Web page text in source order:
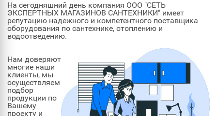
На сегодняшний день компания ООО "СЕТЬ
ЭКСПЕРТНЫХ МАГАЗИНОВ САНТЕХНИКИ" имеет
репутацию надежного и компетентного поставщика
оборудования по сантехнике, отоплению и
водоотведению.
Нам доверяют
многие наши
клиенты, мы
осуществляем
подбор
продукции по
Вашему
проекту и